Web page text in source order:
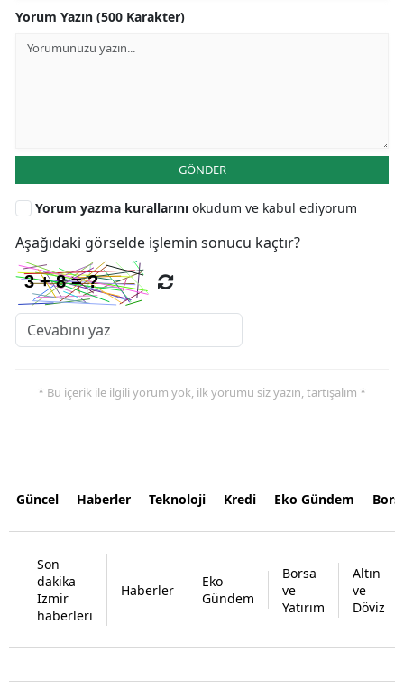
Yorum Yazın (500 Karakter)
GÖNDER
Yorum yazma kurallarını okudum ve kabul ediyorum
Aşağıdaki görselde işlemin sonucu kaçtır?
* Bu içerik ile ilgili yorum yok, ilk yorumu siz yazın, tartışalım *
Güncel Haberler Teknoloji Kredi Eko Gündem
Son
dakika
İzmir
haberleri
Haberler
Eko
Gündem
Borsa
ve
Yatırım
Altın
ve
Döviz